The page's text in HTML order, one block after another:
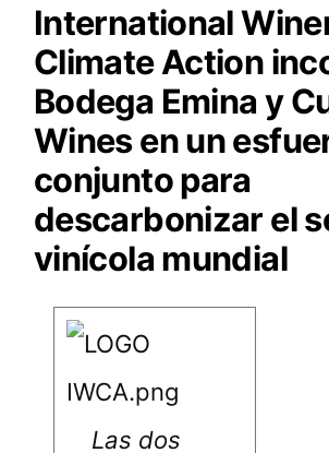
International
Climate Action
Bodega Emina y
Wines en un
conjunto para
descarbonizar el
vinícola mundial
Las dos